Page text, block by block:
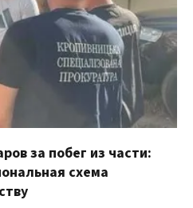
за побег из части:
схема